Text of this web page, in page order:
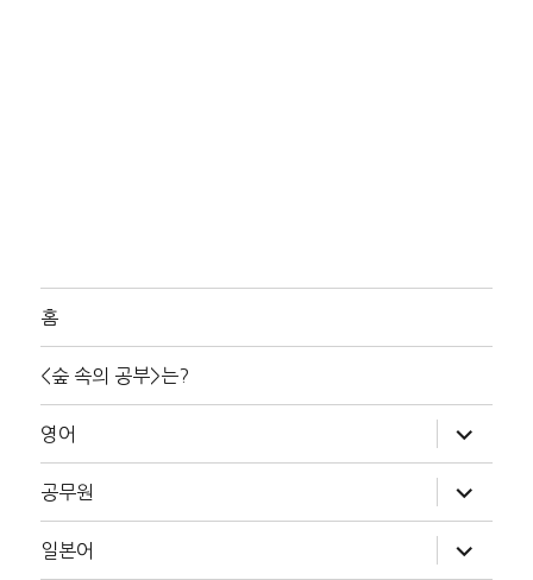
홈
<숲 속의 공부>는?
영어
위
메
확
장
공무원
위
메
확
일본어
위